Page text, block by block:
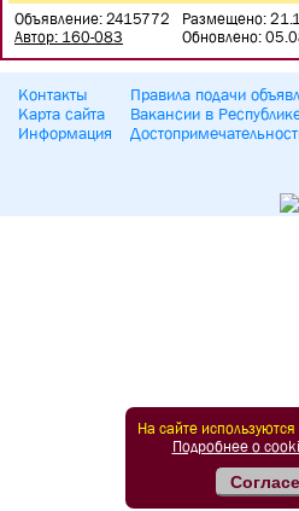
Объявление: 2415772
Автор: 160-083
Размещено:
Обновлено:
Контакты
Карта сайта
Информация
Правила подачи
Вакансии в
На сайте
Подробнее о